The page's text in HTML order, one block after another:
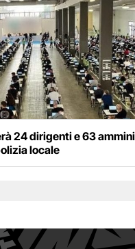
24 dirigenti e 63
locale